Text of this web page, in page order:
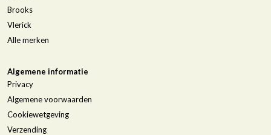
Brooks
Vlerick
Alle merken
Algemene informatie
Privacy
Algemene voorwaarden
Cookiewetgeving
Verzending